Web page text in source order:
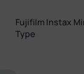
Fujifilm Instах
Type